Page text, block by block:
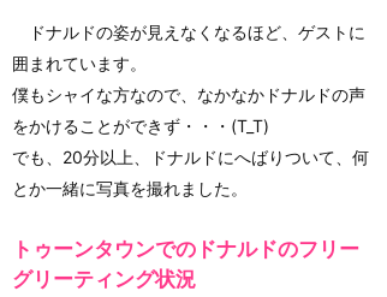
ドナルドの姿が見えなくなるほど、ゲストに
囲まれています。
僕もシャイな方なので、なかなかドナルドの声
をかけることができず・・・(T_T)
でも、20分以上、ドナルドにへばりついて、何
とか一緒に写真を撮れました。
トゥーンタウンでのドナルドのフリー
グリーティング状況